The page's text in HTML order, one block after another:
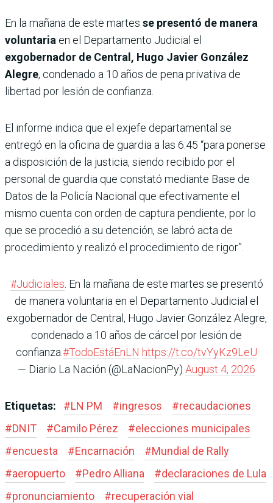
En la mañana de este martes se presentó de manera
voluntaria en el Departamento Judicial el
exgobernador de Central, Hugo Javier González
Alegre, condenado a 10 años de pena privativa de
libertad por lesión de confianza.
El informe indica que el exjefe departamental se
entregó en la oficina de guardia a las 6:45 “para ponerse
a disposición de la justicia, siendo recibido por el
personal de guardia que constató mediante Base de
Datos de la Policía Nacional que efectivamente el
mismo cuenta con orden de captura pendiente, por lo
que se procedió a su detención, se labró acta de
procedimiento y realizó el procedimiento de rigor”.
#Judiciales . En la mañana de este martes se presentó
de manera voluntaria en el Departamento Judicial el
exgobernador de Central, Hugo Javier González Alegre,
condenado a 10 años de cárcel por lesión de
confianza.#TodoEstáEnLN https://t.co/tvYyKz9LeU
— Diario La Nación (@LaNacionPy) August 4, 2026
Etiquetas: #LN PM #ingresos #recaudaciones
#DNIT #Camilo Pérez #elecciones municipales
#encuesta #Encarnación #Mundial de Rally
#aeropuerto #Pedro Alliana #declaraciones de Lula
#pronunciamiento #recuperación vial